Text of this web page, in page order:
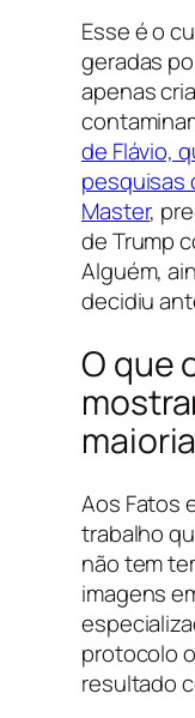
Esse é o
geradas
apenas
de Flávio,
pesquisas
Master,
de Trump
Alguém,
decidiu
O que
Aos Fatos
trabalho
não tem
imagens
protocolo
resultado